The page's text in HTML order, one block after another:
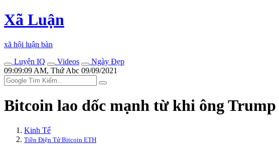
Xã Luận
xã hội luận bàn
Luyện IQ
Videos
Ngày Đẹp
09:09:09 AM, Thứ Abc 09/09/2021
Bitcoin lao dốc mạnh từ khi ông
Kinh Tế
Tiền Điện Tử Bitcoin ETH